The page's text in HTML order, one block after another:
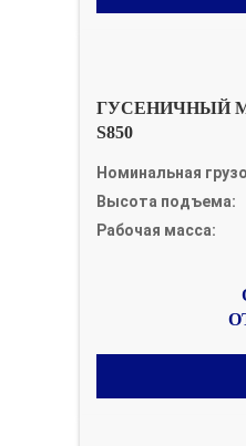
ГУСЕНИЧНЫЙ
S850
Номинальная
Высота подъема:
Рабочая масса: